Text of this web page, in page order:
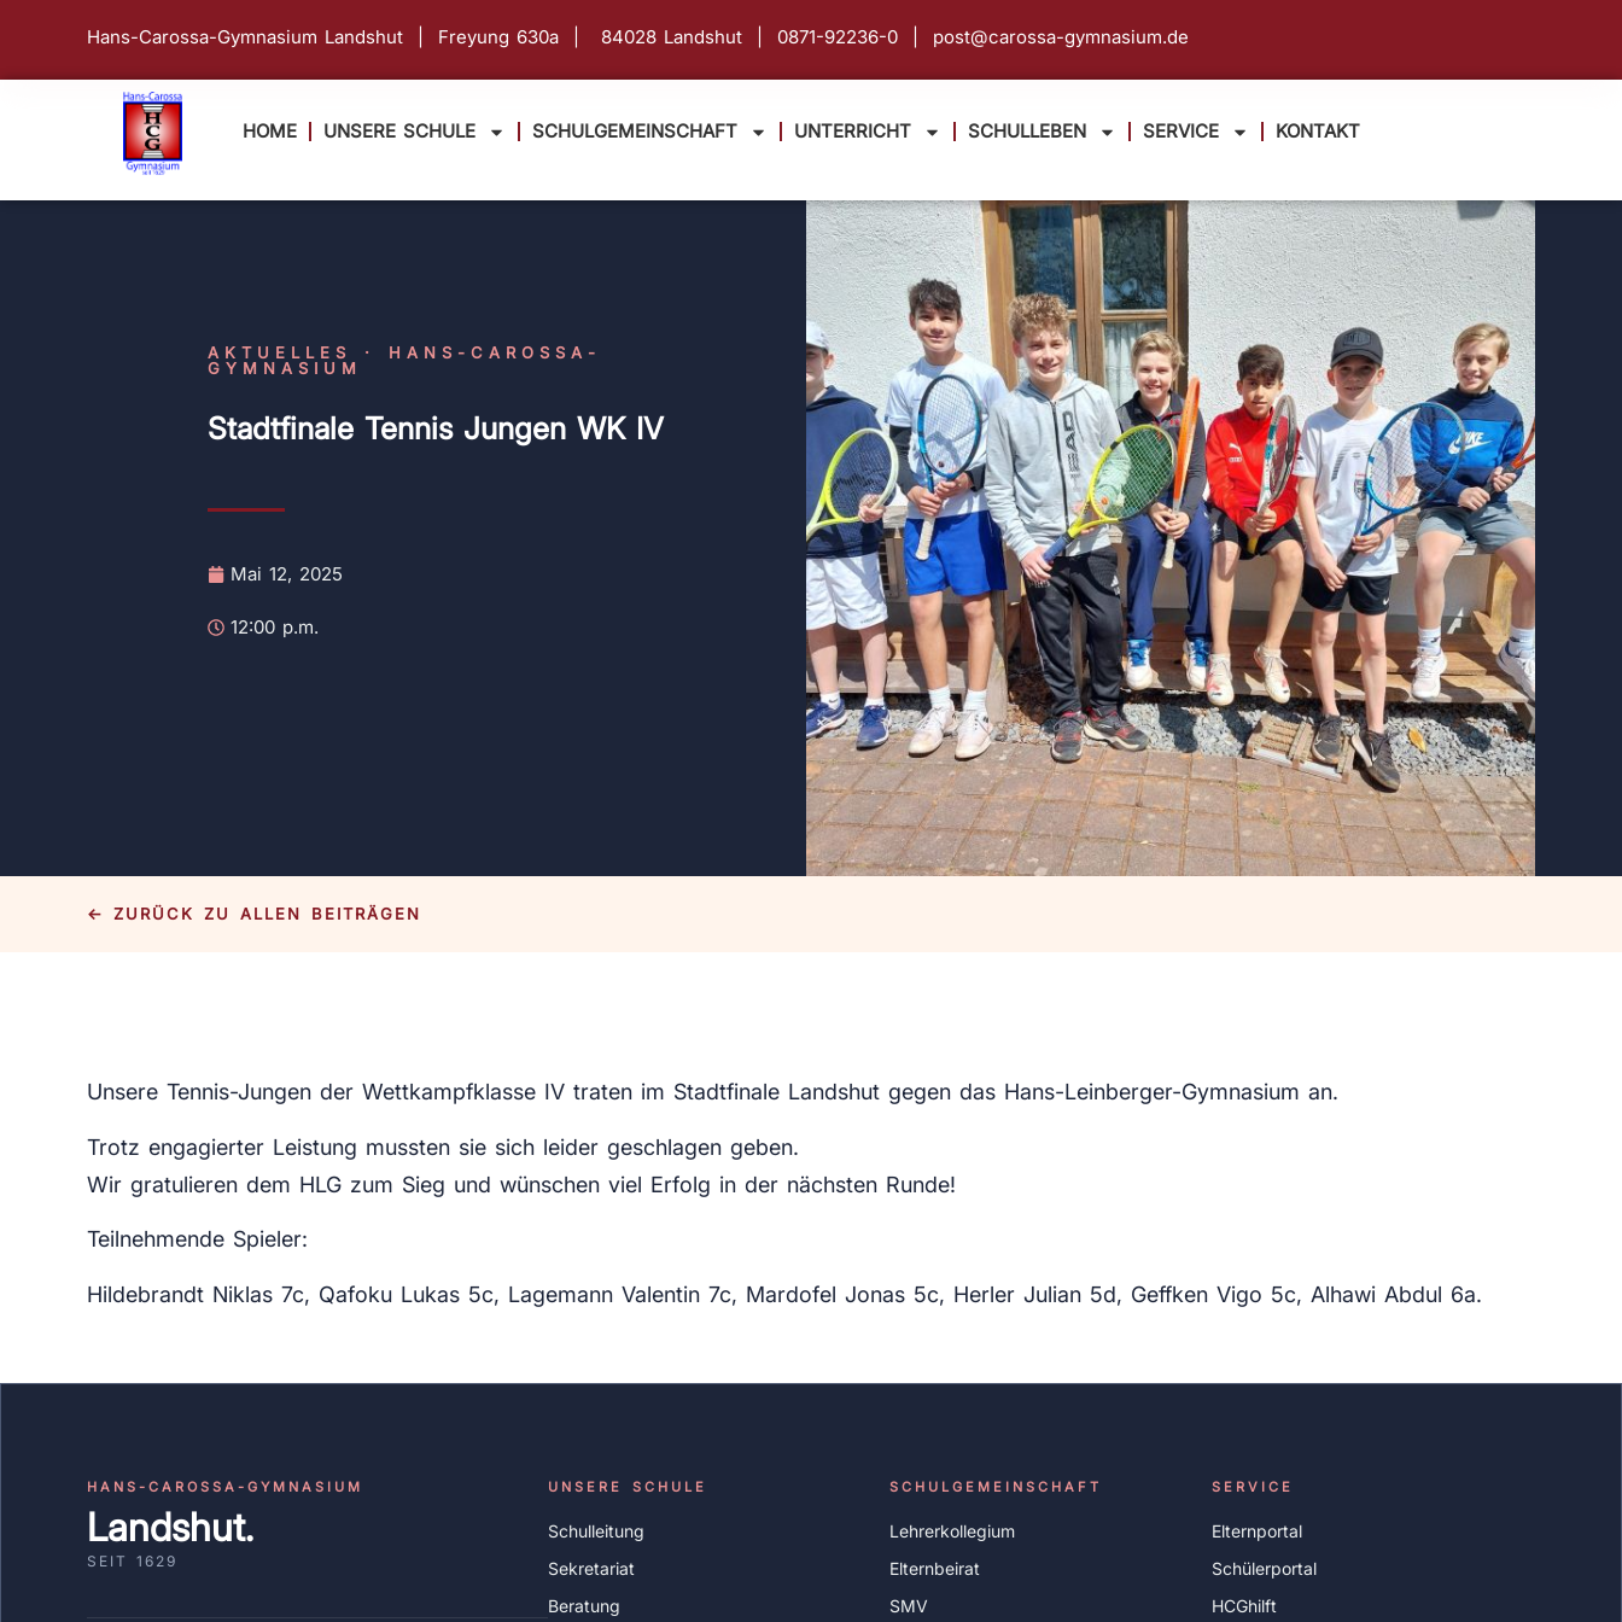
Hans-Carossa-Gymnasium Landshut | Freyung 630a | 84028 Landshut | 0871-92236-0 | post@carossa-gymnasium.de
HOME UNSERE SCHULE SCHULGEMEINSCHAFT UNTERRICHT SCHULLEBEN SERVICE KONTAKT
AKTUELLES · HANS-CAROSSA-
GYMNASIUM
Stadtfinale Tennis Jungen WK IV
Mai 12, 2025
12:00 p.m.
← ZURÜCK ZU ALLEN BEITRÄGEN
Unsere Tennis-Jungen der Wettkampfklasse IV traten im Stadtfinale Landshut gegen das Hans-Leinberger-Gymnasium an.
Trotz engagierter Leistung mussten sie sich leider geschlagen geben.
Wir gratulieren dem HLG zum Sieg und wünschen viel Erfolg in der nächsten Runde!
Teilnehmende Spieler:
Hildebrandt Niklas 7c, Qafoku Lukas 5c, Lagemann Valentin 7c, Mardofel Jonas 5c, Herler Julian 5d, Geffken Vigo 5c, Alhawi Abdul 6a.
HANS-CAROSSA-GYMNASIUM
Landshut.
SEIT 1629
UNSERE SCHULE
Schulleitung
Sekretariat
Beratung
SCHULGEMEINSCHAFT
Lehrerkollegium
Elternbeirat
SMV
SERVICE
Elternportal
Schülerportal
HCGhilft